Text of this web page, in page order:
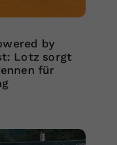
by
Lotz sorgt
für